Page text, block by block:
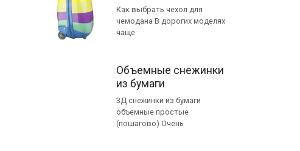
Как выбрать чехол для
чемодана В дорогих моделях
чаще
Объемные снежинки
из бумаги
3Д снежинки из бумаги
объемные простые
(пошагово) Очень